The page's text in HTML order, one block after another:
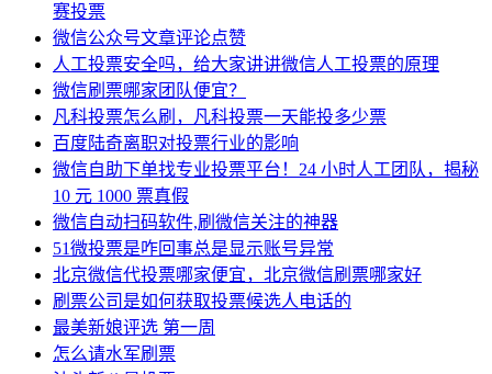
赛投票
微信公众号文章评论点赞
人工投票安全吗，给大家讲讲微信人工投票的原理
微信刷票哪家团队便宜？
凡科投票怎么刷，凡科投票一天能投多少票
百度陆奇离职对投票行业的影响
微信自助下单找专业投票平台！24 小时人工团队，揭秘
10 元 1000 票真假
微信自动扫码软件,刷微信关注的神器
51微投票是咋回事总是显示账号异常
北京微信代投票哪家便宜，北京微信刷票哪家好
刷票公司是如何获取投票候选人电话的
最美新娘评选 第一周
怎么请水军刷票